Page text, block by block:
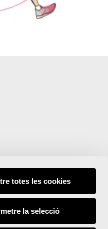
totes les cookies
la selecció